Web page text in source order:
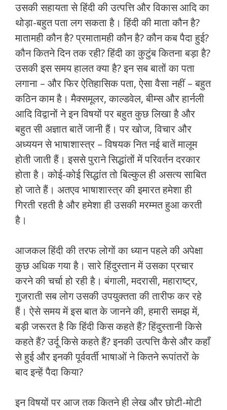
उसकी सहायता से हिंदी की उत्‍पत्ति और विकास आदि का
थोड़ा-बहुत पता लग सकता है। हिंदी की माता कौन है?
मातामही कौन है? प्रमातामही कौन है? कौन कब पैदा हुई?
कौन कितने दिन तक रही? हिंदी का कुटुंब कितना बड़ा है?
उसकी इस समय हालत क्‍या है? इन सब बातों का पता
लगाना – और फिर ऐतिहासिक पता, ऐसा वैसा नहीं – बहुत
कठिन काम है। मैक्‍समूलर, काल्‍डवेल, बीम्‍स और हार्नली
आदि विद्वानों ने इन विषयों पर बहुत कुछ लिखा है और
बहुत सी अज्ञात बातें जानी हैं। पर खोज, विचार और
अध्‍ययन से भाषाशास्‍त्र – विषयक नित नई बातें मालूम
होती जाती हैं। इससे पुराने सिद्धांतों में परिवर्तन दरकार
होता है। कोई-कोई सिद्धांत तो बिल्‍कुल ही असत्‍य साबित
हो जाते हैं। अतएव भाषाशास्‍त्र की इमारत हमेशा ही
गिरती रहती है और हमेशा ही उसकी मरम्‍मत हुआ करती
है।
आजकल हिंदी की तरफ लोगों का ध्‍यान पहले की अपेक्षा
कुछ अधिक गया है। सारे हिंदुस्‍तान में उसका प्रचार
करने की चर्चा हो रही है। बंगाली, मदरासी, महाराष्‍ट्र,
गुजराती सब लोग उसकी उपयुक्‍तता की तारीफ कर रहे
हैं। ऐसे समय में इस बात के जानने की, हमारी समझ में,
बड़ी जरूरत है कि हिंदी किस कहते हैं? हिंदुस्‍तानी किसे
कहते हैं? उर्दू किसे कहते हैं? इनकी उत्‍पत्ति कैसे और कहाँ
से हुई और इनकी पूर्ववर्ती भाषाओं ने कितने रूपांतरों के
बाद इन्‍हें पैदा किया?
इन विषयों पर आज तक कितने ही लेख और छोटी-मोटी